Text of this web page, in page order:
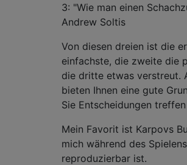
3: "Wie man einen
Andrew Soltis
Von diesen dreien ist die
einfachste, die zweite die
die dritte etwas verstreut.
bieten Ihnen eine gute
Sie Entscheidungen
Mein Favorit ist Karpovs
mich während des
reproduzierbar ist.